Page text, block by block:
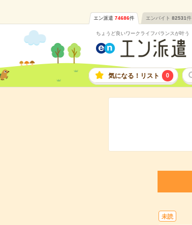
エン派遣 74686件 エンバイト 82531件
ちょうど良いワークライフバランスが叶う
気になる！リスト 0
未読